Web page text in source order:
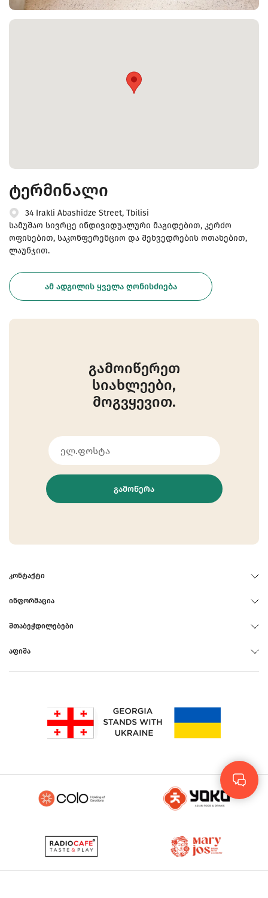
ტერმინალი
34 Irakli Abashidze Street, Tbilisi
სამუშაო სივრცე ინდივიდუალური მაგიდებით, კერძო
ოფისებით, საკონფერენციო და შეხვედრების ოთახებით,
ლაუნჯით.
ᲐᲛ ᲐᲓᲒᲘᲚᲘᲡ ᲧᲕᲔᲚᲐ ᲦᲝᲜᲘᲡᲫᲘᲔᲑᲐ
გამოიწერეთ
სიახლეები,
მოგვყევით.
ᲒᲐᲛᲝᲬᲔᲠᲐ
ᲙᲝᲜᲢᲐᲥᲢᲘ
ᲘᲜᲤᲝᲠᲛᲐᲪᲘᲐ
ᲨᲗᲐᲑᲔᲭᲓᲘᲚᲔᲑᲔᲑᲘ
ᲐᲤᲘᲨᲐ
Rus